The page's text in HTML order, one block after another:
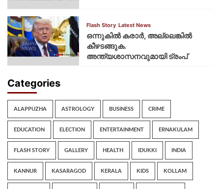
Flash Story Latest News
ഒന്നുകില്‍ കരാര്‍, അല്ലെങ്കില്‍
കീഴടങ്ങുക.
അന്ത്യശാസനവുമായി ട്രംപ്
Categories
ALAPPUZHA ASTROLOGY BUSINESS CRIME
EDUCATION ELECTION ENTERTAINMENT ERNAKULAM
FLASH STORY GALLERY HEALTH IDUKKI INDIA
KANNUR KASARAGOD KERALA KIDS KOLLAM